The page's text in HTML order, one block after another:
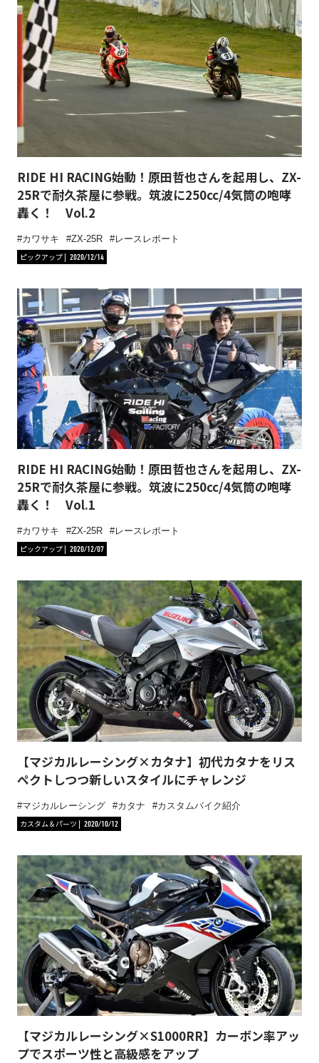
RIDE HI RACING始動！原田哲也さんを起用し、ZX-
25Rで耐久茶屋に参戦。筑波に250cc/4気筒の咆哮
轟く！ Vol.2
カワサキ ZX-25R
レースレポート
ピックアップ
2020/12/14
RIDE HI RACING始動！原田哲也さんを起用し、ZX-
25Rで耐久茶屋に参戦。筑波に250cc/4気筒の咆哮
轟く！ Vol.1
カワサキ ZX-25R
レースレポート
ピックアップ
2020/12/07
【マジカルレーシング×カタナ】初代カタナをリス
ペクトしつつ新しいスタイルにチャレンジ
マジカルレーシング カタナ
カスタムバイク紹介
カスタム＆パーツ
2020/10/12
【マジカルレーシング×S1000RR】カーボン率アッ
プでスポーツ性と高級感をアップ